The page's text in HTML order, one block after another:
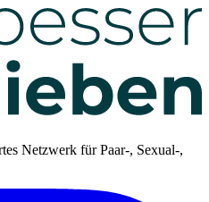
Netzwerk für Paar-, Sexual-,